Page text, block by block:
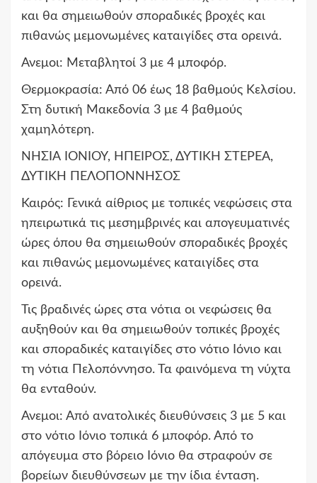
και θα σημειωθούν σποραδικές βροχές και
πιθανώς μεμονωμένες καταιγίδες στα ορεινά.
Ανεμοι: Μεταβλητοί 3 με 4 μποφόρ.
Θερμοκρασία: Από 06 έως 18 βαθμούς Κελσίου.
Στη δυτική Μακεδονία 3 με 4 βαθμούς
χαμηλότερη.
ΝΗΣΙΑ ΙΟΝΙΟΥ, ΗΠΕΙΡΟΣ, ΔΥΤΙΚΗ ΣΤΕΡΕΑ,
ΔΥΤΙΚΗ ΠΕΛΟΠΟΝΝΗΣΟΣ
Καιρός: Γενικά αίθριος με τοπικές νεφώσεις στα
ηπειρωτικά τις μεσημβρινές και απογευματινές
ώρες όπου θα σημειωθούν σποραδικές βροχές
και πιθανώς μεμονωμένες καταιγίδες στα
ορεινά.
Τις βραδινές ώρες στα νότια οι νεφώσεις θα
αυξηθούν και θα σημειωθούν τοπικές βροχές
και σποραδικές καταιγίδες στο νότιο Ιόνιο και
τη νότια Πελοπόννησο. Τα φαινόμενα τη νύχτα
θα ενταθούν.
Ανεμοι: Από ανατολικές διευθύνσεις 3 με 5 και
στο νότιο Ιόνιο τοπικά 6 μποφόρ. Από το
απόγευμα στο βόρειο Ιόνιο θα στραφούν σε
βορείων διευθύνσεων με την ίδια ένταση.